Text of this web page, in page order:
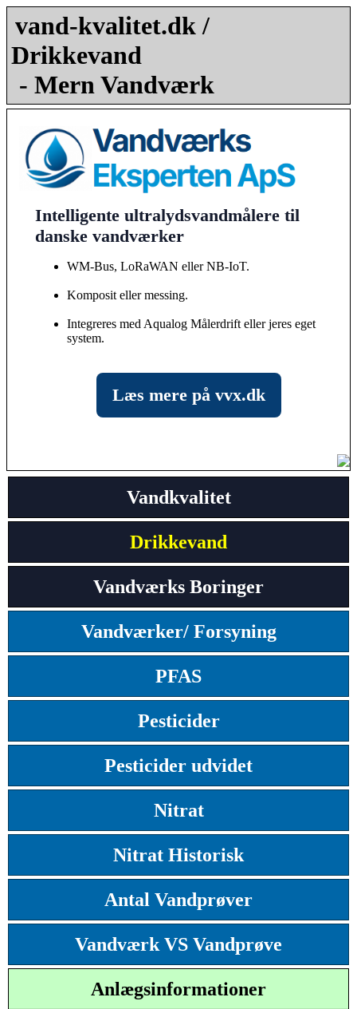
vand-kvalitet.dk /
Drikkevand
- Mern Vandværk
Intelligente ultralydsvandmålere til
danske vandværker
WM-Bus, LoRaWAN eller NB-IoT.
Komposit eller messing.
Integreres med Aqualog Målerdrift eller jeres eget
system.
Læs mere på vvx.dk
Vandkvalitet
Drikkevand
Vandværks Boringer
Vandværker/ Forsyning
PFAS
Pesticider
Pesticider udvidet
Nitrat
Nitrat Historisk
Antal Vandprøver
Vandværk VS Vandprøve
Anlægsinformationer